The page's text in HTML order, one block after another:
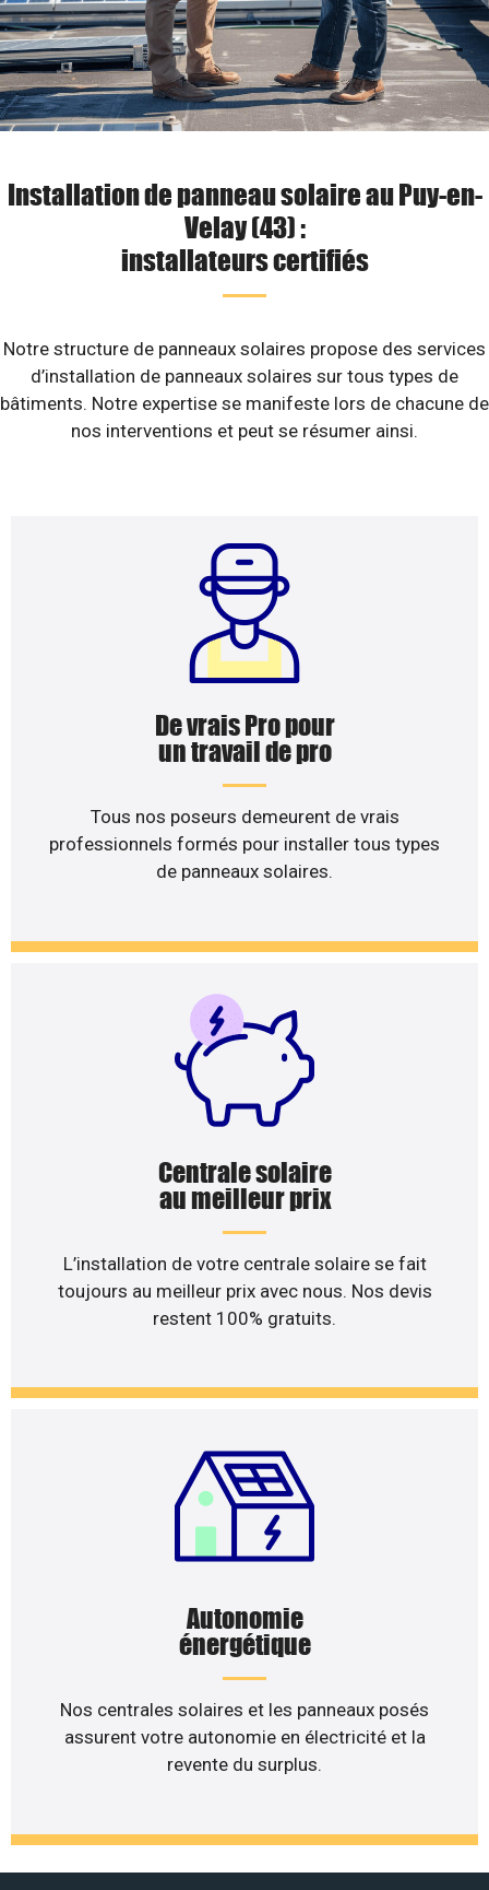
Installation de panneau solaire au Puy-en-
Velay (43) :
installateurs certifiés
Notre structure de panneaux solaires propose des services
d’installation de panneaux solaires sur tous types de
bâtiments. Notre expertise se manifeste lors de chacune de
nos interventions et peut se résumer ainsi.
De vrais Pro pour
un travail de pro
Tous nos poseurs demeurent de vrais
professionnels formés pour installer tous types
de panneaux solaires.
Centrale solaire
au meilleur prix
L’installation de votre centrale solaire se fait
toujours au meilleur prix avec nous. Nos devis
restent 100% gratuits.
Autonomie
énergétique
Nos centrales solaires et les panneaux posés
assurent votre autonomie en électricité et la
revente du surplus.